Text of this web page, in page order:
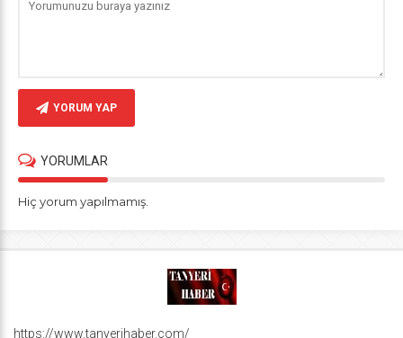
YORUM YAP
YORUMLAR
Hiç yorum yapılmamış.
https://www.tanyerihaber.com/